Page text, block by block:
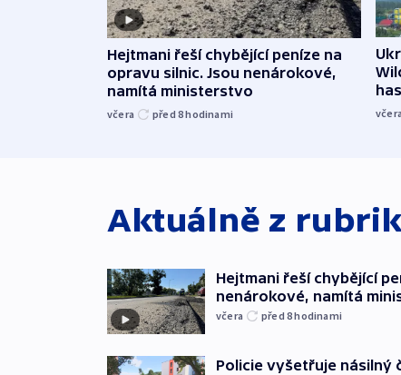
Hejtmani řeší chybějící peníze na
opravu silnic. Jsou nenárokové,
namítá ministerstvo
včera před 8hodinami včera
Aktuálně z
Hejtmani řeší chybějící
nenárokové, namítá
včera před 8hodinami
Policie vyšetřuje násilný